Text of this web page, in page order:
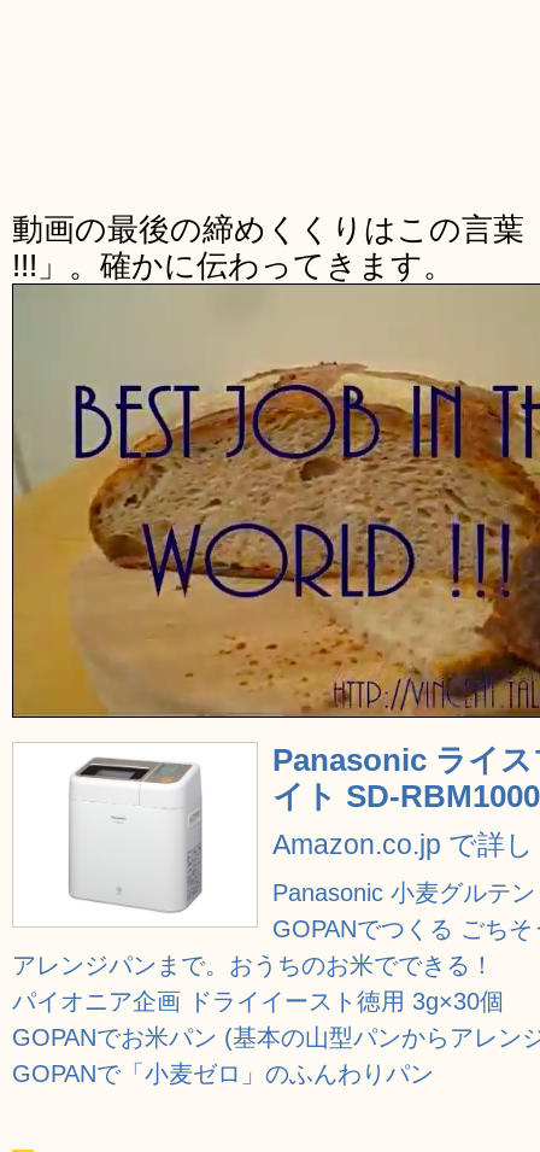
動画の最後の締めくくりはこの言葉
!!!」。確かに伝わってきます。
Panasonic ライ
イト SD-
Amazon.co.jp で詳
Panasonic 小麦グルテ
GOPANでつくる ごち
アレンジパンまで。おうちのお米でできる！
パイオニア企画 ドライイースト徳用 3g×30個
GOPANでお米パン (基本の山型パンからアレン
GOPANで「小麦ゼロ」のふんわりパン